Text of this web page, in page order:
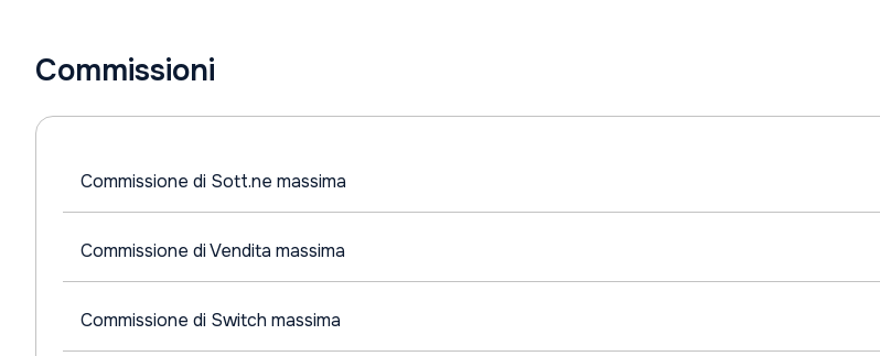
Commissioni
Commissione di Sott.ne massima
Commissione di Vendita massima
Commissione di Switch massima